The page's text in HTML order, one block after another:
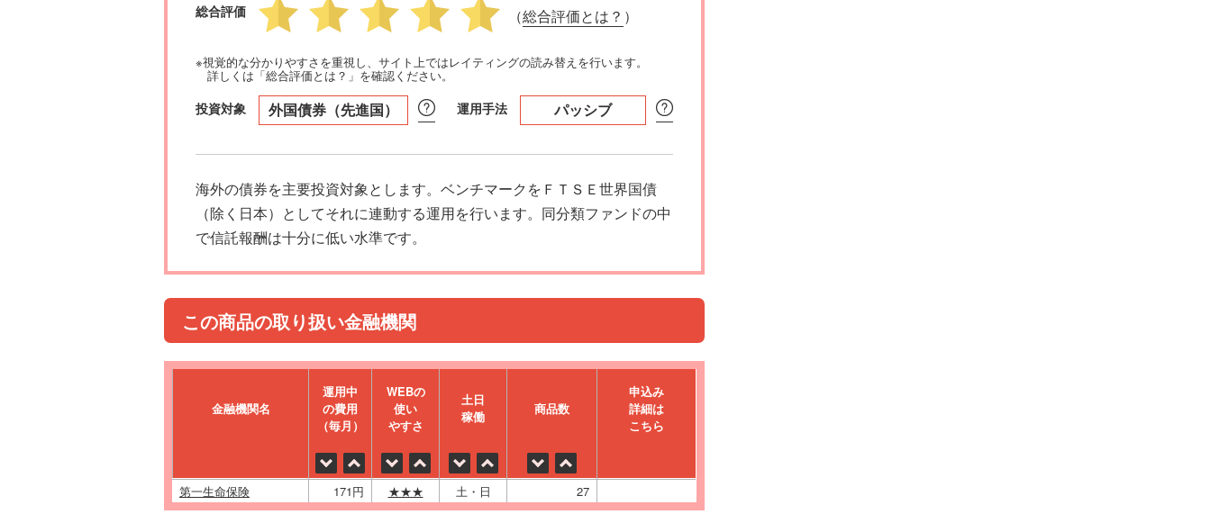
総合評価 （総合評価とは？ ）
※視覚的な分かりやすさを重視し、サイト上ではレイティングの読み替えを行います。
詳しくは「総合評価とは？」を確認ください。
投資対象 外国債券（先進国） 運用手法 パッシブ
海外の債券を主要投資対象とします。ベンチマークをＦＴＳＥ世界国債
（除く日本）としてそれに連動する運用を行います。同分類ファンドの中
で信託報酬は十分に低い水準です。
この商品の取り扱い金融機関
金融機関名
運⽤中
の費⽤
（毎⽉）
WEBの
使い
やすさ
⼟⽇
稼働
商品数
申込み
詳細は
こちら
第一生命保険 171円 ★★★ 土・日 27